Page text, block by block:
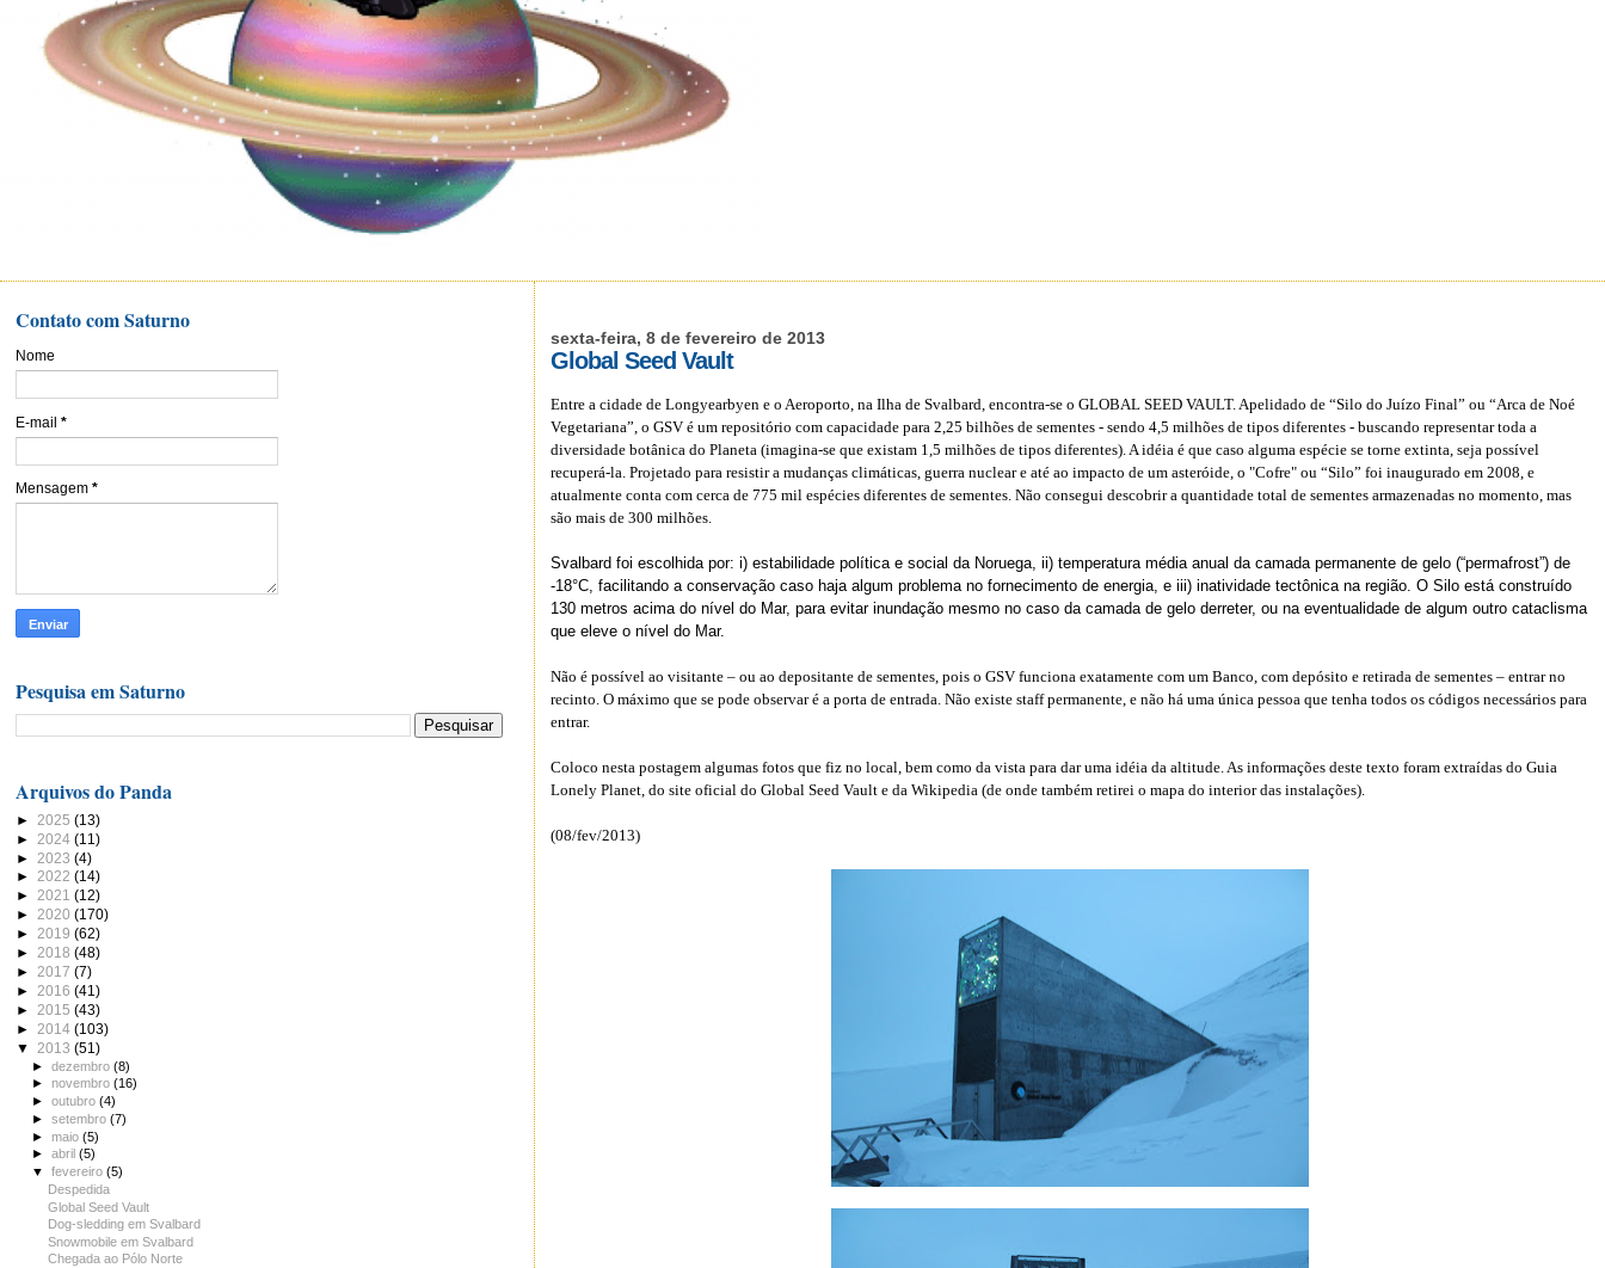
sexta-feira, 8 de fevereiro de 2013
Global Seed Vault
Entre a cidade de Longyearbyen e o Aeroporto, na Ilha de Svalbard, encontra-se o GLOBAL SEED VAULT. Apelidado de “Silo do Juízo Final” ou “Arca de Noé
Vegetariana”, o GSV é um repositório com capacidade para 2,25 bilhões de sementes - sendo 4,5 milhões de tipos diferentes - buscando representar toda a
diversidade botânica do Planeta (imagina-se que existam 1,5 milhões de tipos diferentes). A idéia é que caso alguma espécie se torne extinta, seja possível
recuperá-la. Projetado para resistir a mudanças climáticas, guerra nuclear e até ao impacto de um asteróide, o "Cofre" ou “Silo” foi inaugurado em 2008, e
atualmente conta com cerca de 775 mil espécies diferentes de sementes. Não consegui descobrir a quantidade total de sementes armazenadas no momento, mas
são mais de 300 milhões.
Svalbard foi escolhida por: i) estabilidade política e social da Noruega, ii) temperatura média anual da camada permanente de gelo (“permafrost”) de
-18°C, facilitando a conservação caso haja algum problema no fornecimento de energia, e iii) inatividade tectônica na região. O Silo está construído
130 metros acima do nível do Mar, para evitar inundação mesmo no caso da camada de gelo derreter, ou na eventualidade de algum outro cataclisma
que eleve o nível do Mar.
Não é possível ao visitante – ou ao depositante de sementes, pois o GSV funciona exatamente com um Banco, com depósito e retirada de sementes – entrar no
recinto. O máximo que se pode observar é a porta de entrada. Não existe staff permanente, e não há uma única pessoa que tenha todos os códigos necessários para
entrar.
Coloco nesta postagem algumas fotos que fiz no local, bem como da vista para dar uma idéia da altitude. As informações deste texto foram extraídas do Guia
Lonely Planet, do site oficial do Global Seed Vault e da Wikipedia (de onde também retirei o mapa do interior das instalações).
(08/fev/2013)
Contato com Saturno
Nome
E-mail *
Mensagem *
Pesquisa em Saturno
Arquivos do Panda
► 2025 (13)
► 2024 (11)
► 2023 (4)
► 2022 (14)
► 2021 (12)
► 2020 (170)
► 2019 (62)
► 2018 (48)
► 2017 (7)
► 2016 (41)
► 2015 (43)
► 2014 (103)
▼ 2013 (51)
►dezembro(8)
►novembro(16)
►outubro(4)
►setembro(7)
►maio(5)
►abril(5)
▼fevereiro(5)
Despedida
Global Seed Vault
Dog-sledding em Svalbard
Snowmobile em Svalbard
Chegada ao Pólo Norte